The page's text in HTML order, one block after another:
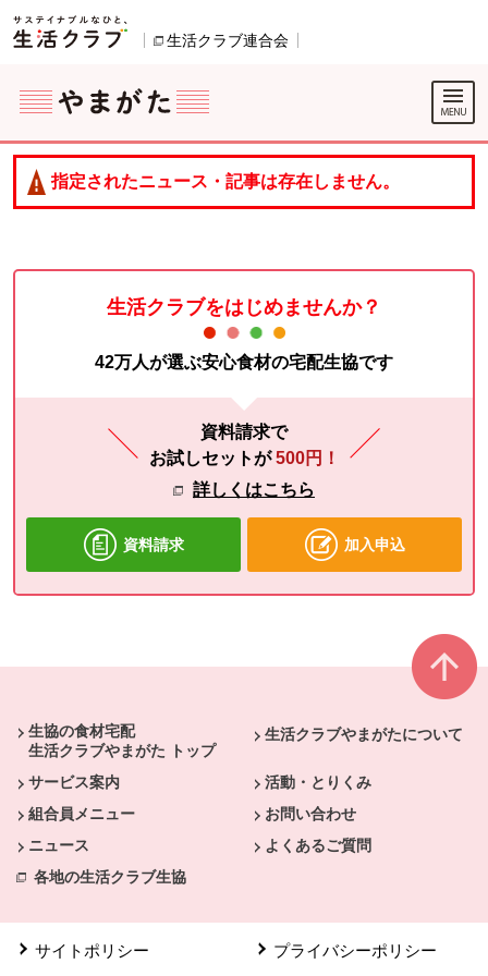
ページの先頭です。
生活クラブ連合会
ここからサイト内共通メニューです。
サイト内共通メニューをスキップする
サイト内共通メニューここまで。
指定されたニュース・記事は存在しません。
生活クラブをはじめませんか？
42万人が選ぶ安心食材の宅配生協です
資料請求で
お試しセットが500円！
詳しくはこちら
資料請求 加入申込
生協の食材宅配
生活クラブやまがた トップ
生活クラブやまがたについて
サービス案内
活動・とりくみ
組合員メニュー
お問い合わせ
ニュース
よくあるご質問
各地の生活クラブ生協
サイトポリシー プライバシーポリシー